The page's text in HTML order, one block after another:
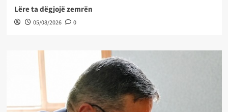
Lëre ta dëgjojë zemrën
05/08/2026 0